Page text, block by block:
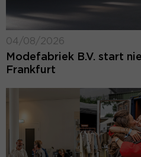
04/08/2026
Modefabriek B.V. start
Frankfurt